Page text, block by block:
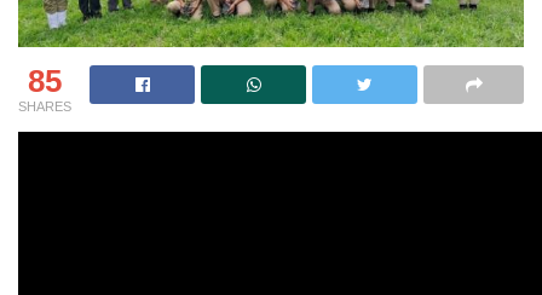
85
SHARES